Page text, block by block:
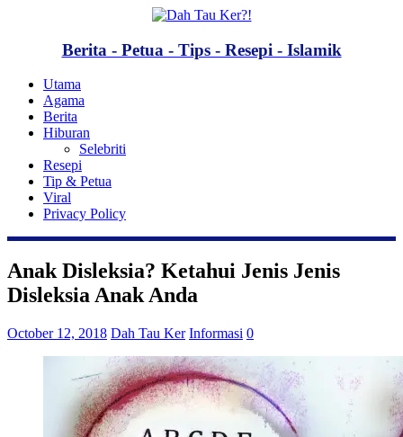
Berita - Petua - Tips - Resepi - Islamik
Utama
Agama
Berita
Hiburan
Selebriti
Resepi
Tip & Petua
Viral
Privacy Policy
Anak Disleksia? Ketahui Jenis Jenis
Disleksia Anak Anda
October 12, 2018 Dah Tau Ker Informasi 0